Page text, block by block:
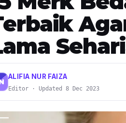
ALIFIA NUR FAIZA
Editor · Updated 8 Dec 2023